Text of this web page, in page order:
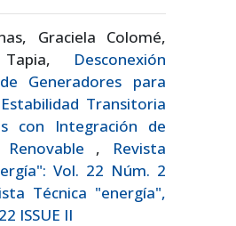
Graciela Colomé,
Tapia, Desconexión
Generadores para
Transitoria
con Integración de
Renovable , Revista
Vol. 22 Núm. 2
Técnica "energía",
ISSUE II